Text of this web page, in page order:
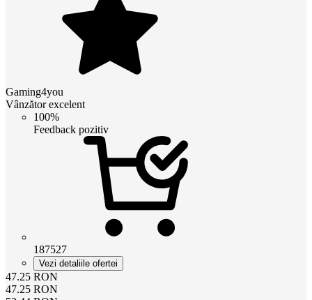
Gaming4you
Vânzător excelent
100%
Feedback pozitiv
187527
Vezi detaliile ofertei
47.25 RON
47.25 RON